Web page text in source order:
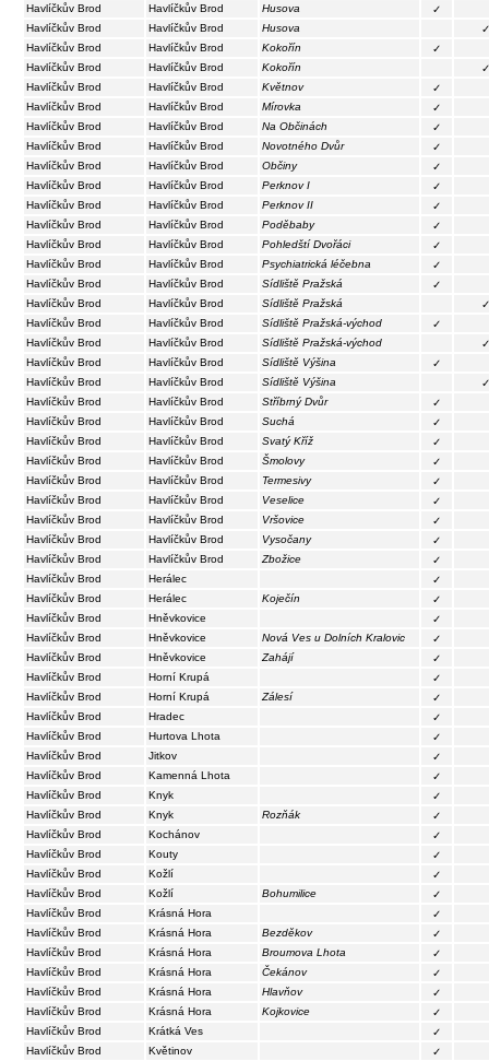
Havlíčkův Brod
Havlíčkův Brod Husova
✓
Havlíčkův Brod
Havlíčkův Brod Husova
✓
Havlíčkův Brod
Havlíčkův Brod Kokořín
✓
Havlíčkův Brod
Havlíčkův Brod Kokořín
✓
Havlíčkův Brod
Havlíčkův Brod Květnov
✓
Havlíčkův Brod
Havlíčkův Brod Mírovka
✓
Havlíčkův Brod
Havlíčkův Brod Na Občinách
✓
Havlíčkův Brod
Havlíčkův Brod Novotného Dvůr
✓
Havlíčkův Brod
Havlíčkův Brod Občiny
✓
Havlíčkův Brod
Havlíčkův Brod Perknov I
✓
Havlíčkův Brod
Havlíčkův Brod Perknov II
✓
Havlíčkův Brod
Havlíčkův Brod Poděbaby
✓
Havlíčkův Brod
Havlíčkův Brod Pohledští Dvořáci
✓
Havlíčkův Brod
Havlíčkův Brod Psychiatrická léčebna
✓
Havlíčkův Brod
Havlíčkův Brod Sídliště Pražská
✓
Havlíčkův Brod
Havlíčkův Brod Sídliště Pražská
✓
Havlíčkův Brod
Havlíčkův Brod Sídliště Pražská-východ
✓
Havlíčkův Brod
Havlíčkův Brod Sídliště Pražská-východ
✓
Havlíčkův Brod
Havlíčkův Brod Sídliště Výšina
✓
Havlíčkův Brod
Havlíčkův Brod Sídliště Výšina
✓
Havlíčkův Brod
Havlíčkův Brod Stříbrný Dvůr
✓
Havlíčkův Brod
Havlíčkův Brod Suchá
✓
Havlíčkův Brod
Havlíčkův Brod Svatý Kříž
✓
Havlíčkův Brod
Havlíčkův Brod Šmolovy
✓
Havlíčkův Brod
Havlíčkův Brod Termesivy
✓
Havlíčkův Brod
Havlíčkův Brod Veselice
✓
Havlíčkův Brod
Havlíčkův Brod Vršovice
✓
Havlíčkův Brod
Havlíčkův Brod Vysočany
✓
Havlíčkův Brod
Havlíčkův Brod Zbožice
✓
Havlíčkův Brod
Herálec
✓
Havlíčkův Brod
Herálec Koječín
✓
Havlíčkův Brod
Hněvkovice
✓
Havlíčkův Brod
Hněvkovice Nová Ves u Dolních Kralovic
✓
Havlíčkův Brod
Hněvkovice Zahájí
✓
Havlíčkův Brod
Horní Krupá
✓
Havlíčkův Brod
Horní Krupá Zálesí
✓
Havlíčkův Brod
Hradec
✓
Havlíčkův Brod
Hurtova Lhota
✓
Havlíčkův Brod
Jitkov
✓
Havlíčkův Brod
Kamenná Lhota
✓
Havlíčkův Brod
Knyk
✓
Havlíčkův Brod
Knyk Rozňák
✓
Havlíčkův Brod
Kochánov
✓
Havlíčkův Brod
Kouty
✓
Havlíčkův Brod
Kožlí
✓
Havlíčkův Brod
Kožlí Bohumilice
✓
Havlíčkův Brod
Krásná Hora
✓
Havlíčkův Brod
Krásná Hora Bezděkov
✓
Havlíčkův Brod
Krásná Hora Broumova Lhota
✓
Havlíčkův Brod
Krásná Hora Čekánov
✓
Havlíčkův Brod
Krásná Hora Hlavňov
✓
Havlíčkův Brod
Krásná Hora Kojkovice
✓
Havlíčkův Brod
Krátká Ves
✓
Havlíčkův Brod
Květinov
✓